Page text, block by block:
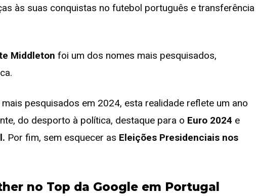
às suas conquistas no futebol português e transferência
Middleton foi um dos nomes mais pesquisados,
pesquisados em 2024, esta realidade reflete um ano
do desporto à política, destaque para o Euro 2024 e
Por fim, sem esquecer as Eleições Presidenciais nos
no Top da Google em Portugal